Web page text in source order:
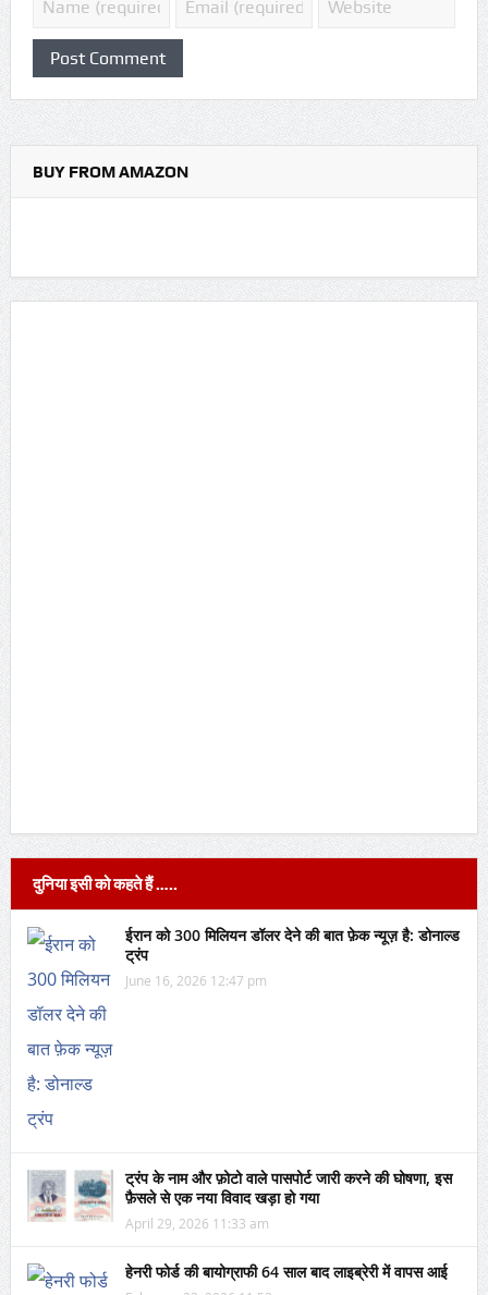
BUY FROM AMAZON
दुनिया इसी को कहते हैं …..
ईरान को 300 मिलियन डॉलर देने की बात फ़ेक न्यूज़ है: डोनाल्ड
ट्रंप
June 16, 2026 12:47 pm
ट्रंप के नाम और फ़ोटो वाले पासपोर्ट जारी करने की घोषणा, इस
फ़ैसले से एक नया विवाद खड़ा हो गया
April 29, 2026 11:33 am
हेनरी फोर्ड की बायोग्राफी 64 साल बाद लाइब्रेरी में वापस आई